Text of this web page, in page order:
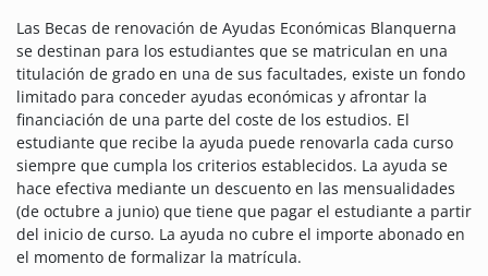
Las Becas de renovación de Ayudas Económicas Blanquerna
se destinan para los estudiantes que se matriculan en una
titulación de grado en una de sus facultades, existe un fondo
limitado para conceder ayudas económicas y afrontar la
financiación de una parte del coste de los estudios. El
estudiante que recibe la ayuda puede renovarla cada curso
siempre que cumpla los criterios establecidos. La ayuda se
hace efectiva mediante un descuento en las mensualidades
(de octubre a junio) que tiene que pagar el estudiante a partir
del inicio de curso. La ayuda no cubre el importe abonado en
el momento de formalizar la matrícula.